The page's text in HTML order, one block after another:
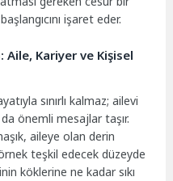
işaret eder.
Aile, Kariyer ve Kişisel
sınırlı kalmaz; ailevi
önemli mesajlar taşır.
aileye olan derin
örnek teşkil edecek düzeyde
köklerine ne kadar sıkı